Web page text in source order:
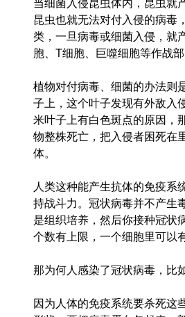
昆虫也就无法对付入侵的病毒
类，一旦病毒或细菌入侵，就
胞、T细胞、巨噬细胞等作战
植物对付病毒、细菌的办法则
子上，这个叶子发现有外敌入
米叶子上有白色斑点的原因，
物整株死亡，把入侵者困死在
体。
人类这种能产生抗体的免疫系
持战斗力。冠状病毒并不产生
是组织培养，然后你接种冠状
个数有上限，一个细胞里可以
那为何人感染了冠状病毒，比
因为人体的免疫系统要杀死这